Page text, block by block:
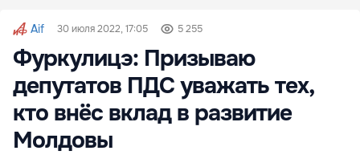
Aif 30 июля 2022, 17:05 5 255
Фуркулицэ: Призываю
депутатов ПДС уважать тех,
кто внёс вклад в развитие
Молдовы